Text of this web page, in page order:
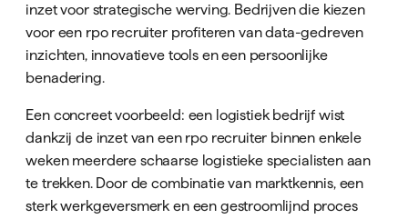
inzet voor strategische werving. Bedrijven die kiezen
voor een rpo recruiter profiteren van data-gedreven
inzichten, innovatieve tools en een persoonlijke
benadering.
Een concreet voorbeeld: een logistiek bedrijf wist
dankzij de inzet van een rpo recruiter binnen enkele
weken meerdere schaarse logistieke specialisten aan
te trekken. Door de combinatie van marktkennis, een
sterk werkgeversmerk en een gestroomlijnd proces